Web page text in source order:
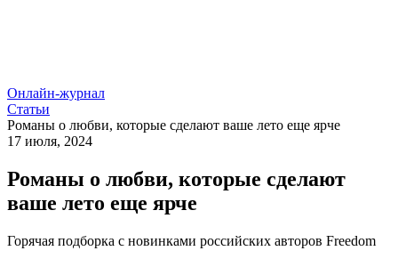
Онлайн-журнал
Статьи
Романы о любви, которые сделают ваше лето еще ярче
17 июля, 2024
Романы о любви, которые сделают
ваше лето еще ярче
Горячая подборка с новинками российских авторов Freedom